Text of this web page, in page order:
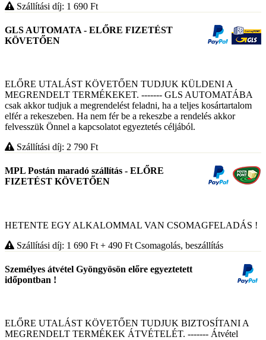
Szállítási díj: 1 690 Ft
GLS AUTOMATA - ELŐRE FIZETÉST
KÖVETŐEN
ELŐRE UTALÁST KÖVETŐEN TUDJUK KÜLDENI A
MEGRENDELT TERMÉKEKET. ------- GLS AUTOMATÁBA
csak akkor tudjuk a megrendelést feladni, ha a teljes kosártartalom
elfér a rekeszeben. Ha nem fér be a rekeszbe a rendelés akkor
felvesszük Önnel a kapcsolatot egyeztetés céljából.
Szállítási díj: 2 790 Ft
MPL Postán maradó szállítás - ELŐRE
FIZETÉST KÖVETŐEN
HETENTE EGY ALKALOMMAL VAN CSOMAGFELADÁS !
Szállítási díj: 1 690 Ft + 490 Ft Csomagolás, beszállítás
Személyes átvétel Gyöngyösön előre egyeztetett
időpontban !
ELŐRE UTALÁST KÖVETŐEN TUDJUK BIZTOSÍTANI A
MEGRENDELT TERMÉKEK ÁTVÉTELÉT. ------- Átvétel